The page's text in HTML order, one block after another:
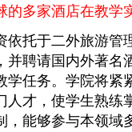
的多家酒店在教学
于二外旅游管理
并聘请国内外著名
学任务。学院将紧
人才，使学生熟练
，能够参与本领域